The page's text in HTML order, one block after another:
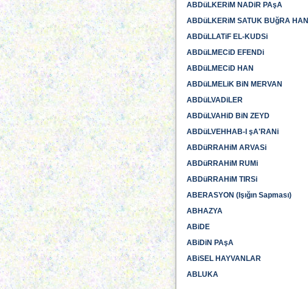
ABDüLKERiM NADiR PAşA
ABDüLKERiM SATUK BUğRA HAN
ABDüLLATiF EL-KUDSi
ABDüLMECiD EFENDi
ABDüLMECiD HAN
ABDüLMELiK BiN MERVAN
ABDüLVADiLER
ABDüLVAHiD BiN ZEYD
ABDüLVEHHAB-I şA'RANi
ABDüRRAHiM ARVASi
ABDüRRAHiM RUMi
ABDüRRAHiM TIRSi
ABERASYON (Işığın Sapması)
ABHAZYA
ABiDE
ABiDiN PAşA
ABiSEL HAYVANLAR
ABLUKA